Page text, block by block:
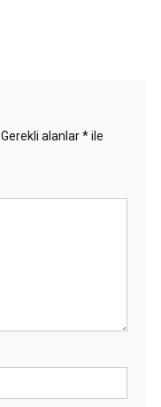
Gerekli alanlar*ile